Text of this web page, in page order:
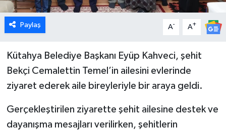
Paylaş A- A+
Kütahya Belediye Başkanı Eyüp Kahveci, şehit
Bekçi Cemalettin Temel’in ailesini evlerinde
ziyaret ederek aile bireyleriyle bir araya geldi.
Gerçekleştirilen ziyarette şehit ailesine destek ve
dayanışma mesajları verilirken, şehitlerin
Genel
Hisarcık
İlçeler
Köşe Yazıları